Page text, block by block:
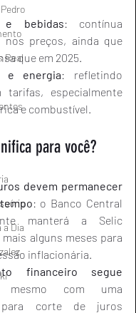
Real
a Dia
e bebidas: contínua
nos preços, ainda que
que em 2025.
e energia: refletindo
tarifas, especialmente
e combustível.
para você?
devem permanecer
: o Banco Central
manterá a Selic
mais alguns meses para
inflacionária.
financeiro segue
com uma
para corte de juros